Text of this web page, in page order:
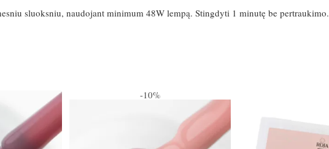
sluoksniu, naudojant minimum 48W lempą. Stingdyti 1 minutę be pertraukimo.
-10%